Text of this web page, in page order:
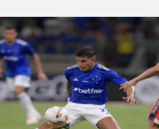
BETBOOM
CÓDIGO
DE
INDICAÇÃO
BET365
CÓDIGO
BETANO
PALMEIRAS
CORINTHIANS
SÃO
PAULO
SANTOS
SÉRIE
A
LIBERTADORES
COPA
DO
BRASIL
ESPORTIVA
MERCADO
DA
BOLA
PALPITES
Acesse o perfil do autor
no Twitter